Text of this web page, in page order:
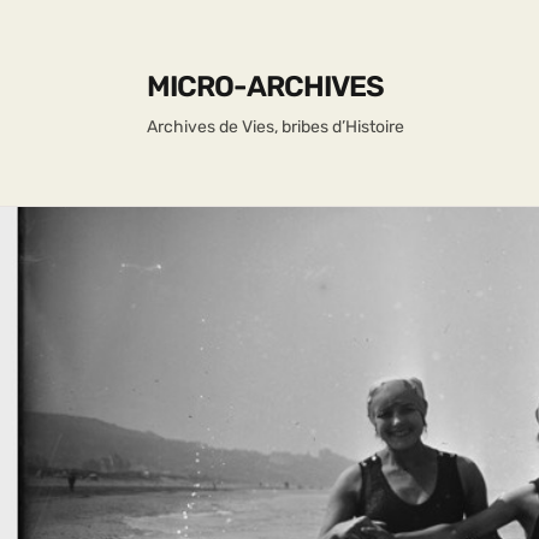
MICRO-ARCHIVES
Archives de Vies, bribes d’Histoire